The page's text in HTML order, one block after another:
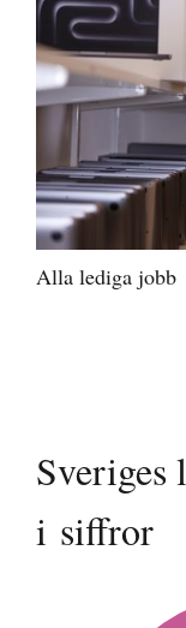
Alla lediga jobb
Sveriges
i siffror